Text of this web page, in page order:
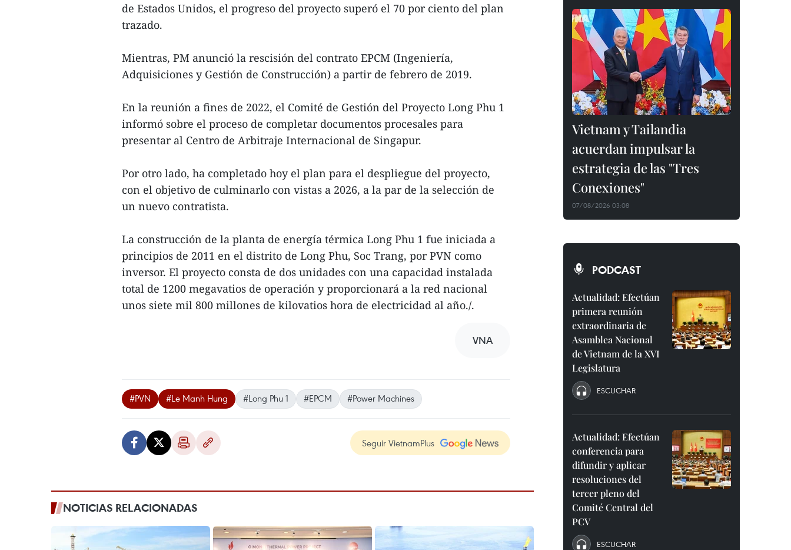
de Estados Unidos, el progreso del proyecto superó el 70 por ciento del plan
trazado.
Mientras, PM anunció la rescisión del contrato EPCM (Ingeniería,
Adquisiciones y Gestión de Construcción) a partir de febrero de 2019.
En la reunión a fines de 2022, el Comité de Gestión del Proyecto Long Phu 1
informó sobre el proceso de completar documentos procesales para
presentar al Centro de Arbitraje Internacional de Singapur.
Por otro lado, ha completado hoy el plan para el despliegue del proyecto,
con el objetivo de culminarlo con vistas a 2026, a la par de la selección de
un nuevo contratista.
La construcción de la planta de energía térmica Long Phu 1 fue iniciada a
principios de 2011 en el distrito de Long Phu, Soc Trang, por PVN como
inversor. El proyecto consta de dos unidades con una capacidad instalada
total de 1200 megavatios de operación y proporcionará a la red nacional
unos siete mil 800 millones de kilovatios hora de electricidad al año./.
VNA
#PVN #Le Manh Hung #Long Phu 1 #EPCM #Power Machines
Seguir VietnamPlus
NOTICIAS RELACIONADAS
Vietnam y Tailandia
acuerdan impulsar la
estrategia de las "Tres
Conexiones"
07/08/2026 03:08
PODCAST
Actualidad: Efectúan
primera reunión
extraordinaria de
Asamblea Nacional
de Vietnam de la XVI
Legislatura
ESCUCHAR
Actualidad: Efectúan
conferencia para
difundir y aplicar
resoluciones del
tercer pleno del
Comité Central del
PCV
ESCUCHAR